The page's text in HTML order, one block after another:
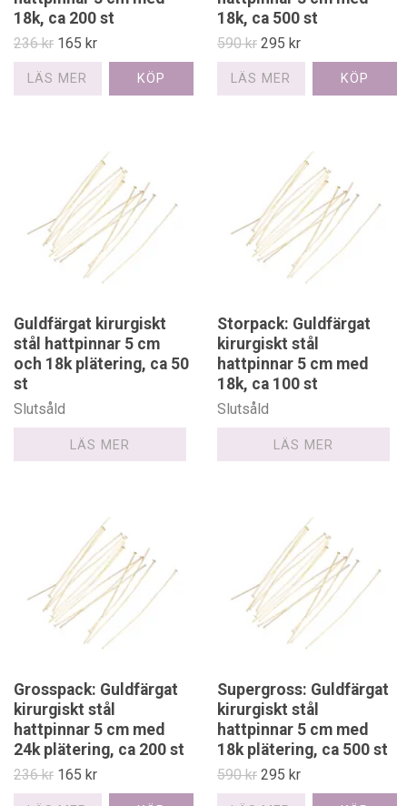
18k, ca 200 st
236 kr 165 kr
LÄS MER
18k, ca 500 st
590 kr 295 kr
LÄS MER
Guldfärgat kirurgiskt
stål hattpinnar 5 cm
och 18k plätering, ca 50
st
Slutsåld
LÄS MER
Storpack: Guldfärgat
kirurgiskt stål
hattpinnar 5 cm med
18k, ca 100 st
Slutsåld
LÄS MER
Grosspack: Guldfärgat
kirurgiskt stål
hattpinnar 5 cm med
24k plätering, ca 200 st
236 kr 165 kr
Supergross: Guldfärgat
kirurgiskt stål
hattpinnar 5 cm med
18k plätering, ca 500 st
590 kr 295 kr